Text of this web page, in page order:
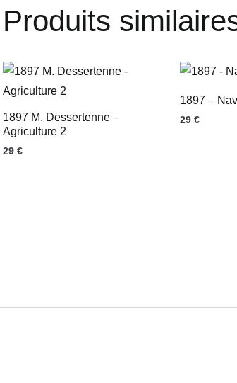
Produits
1897 M. Dessertenne –
Agriculture 2
29 €
1897 –
29€